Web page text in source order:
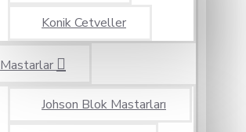
Konik Cetveller
Mastarlar
Johson Blok Mastarları